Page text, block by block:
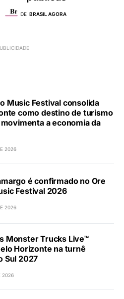
DE BRASIL AGORA
Music Festival consolida
como destino de turismo
a economia da
2026
é confirmado no Ore
Festival 2026
2026
Monster Trucks Live™
Horizonte na turnê
Sul 2027
2026